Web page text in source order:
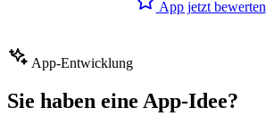
App jetzt bewerten
App-Entwicklung
Sie haben eine App-Idee?